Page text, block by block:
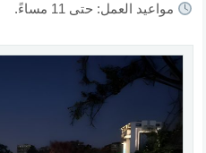
مواعيد العمل: حتى 11 مساءً.